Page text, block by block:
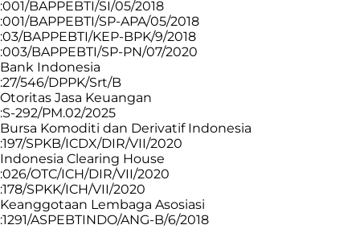
:001/BAPPEBTI/SI/05/2018
:001/BAPPEBTI/SP-APA/05/2018
:03/BAPPEBTI/KEP-BPK/9/2018
:003/BAPPEBTI/SP-PN/07/2020
Bank Indonesia
:27/546/DPPK/Srt/B
Otoritas Jasa Keuangan
:S-292/PM.02/2025
Bursa Komoditi dan Derivatif Indonesia
:197/SPKB/ICDX/DIR/VII/2020
Indonesia Clearing House
:026/OTC/ICH/DIR/VII/2020
:178/SPKK/ICH/VII/2020
Keanggotaan Lembaga Asosiasi
:1291/ASPEBTINDO/ANG-B/6/2018